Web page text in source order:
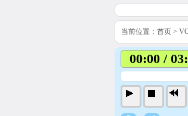
当前位置： 首页 >
00:00 /